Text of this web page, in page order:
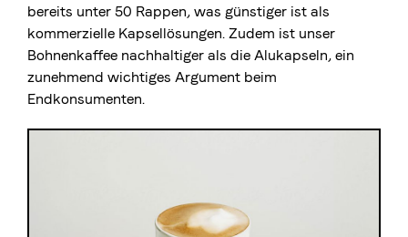
bereits unter 50 Rappen, was günstiger ist als
kommerzielle Kapsellösungen. Zudem ist unser
Bohnenkaffee nachhaltiger als die Alukapseln, ein
zunehmend wichtiges Argument beim
Endkonsumenten.